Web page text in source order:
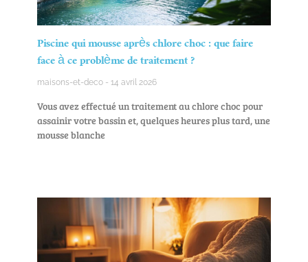
Piscine qui mousse après chlore choc : que faire
face à ce problème de traitement ?
maisons-et-deco 14 avril 2026
Vous avez effectué un traitement au chlore choc pour
assainir votre bassin et, quelques heures plus tard, une
mousse blanche